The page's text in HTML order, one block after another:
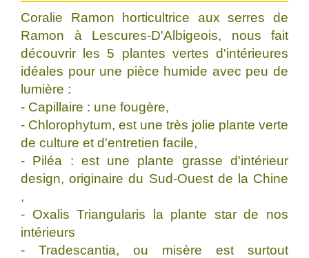
Coralie Ramon horticultrice aux serres de
Ramon à Lescures-D'Albigeois, nous fait
découvrir les 5 plantes vertes d'intérieures
idéales pour une pièce humide avec peu de
lumière :
- Capillaire : une fougère,
- Chlorophytum, est une très jolie plante verte
de culture et d'entretien facile,
- Piléa : est une plante grasse d'intérieur
design, originaire du Sud-Ouest de la Chine
,
- Oxalis Triangularis la plante star de nos
intérieurs
- Tradescantia, ou misère est surtout